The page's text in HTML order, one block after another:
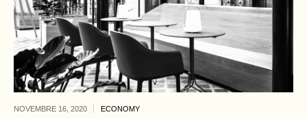
NOVEMBRE 16, 2020 ECONOMY